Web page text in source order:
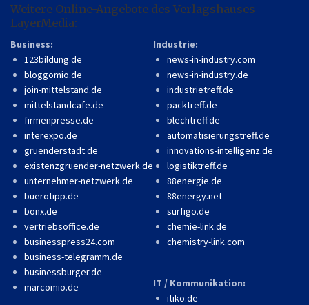
Weitere Online-Angebote des Verlagshauses
LayerMedia:
Business:
123bildung.de
bloggomio.de
join-mittelstand.de
mittelstandcafe.de
firmenpresse.de
interexpo.de
gruenderstadt.de
existenzgruender-netzwerk.de
unternehmer-netzwerk.de
buerotipp.de
bonx.de
vertriebsoffice.de
businesspress24.com
business-telegramm.de
businessburger.de
marcomio.de
Industrie:
news-in-industry.com
news-in-industry.de
industrietreff.de
packtreff.de
blechtreff.de
automatisierungstreff.de
innovations-intelligenz.de
logistiktreff.de
88energie.de
88energy.net
surfigo.de
chemie-link.de
chemistry-link.com
IT / Kommunikation:
itiko.de